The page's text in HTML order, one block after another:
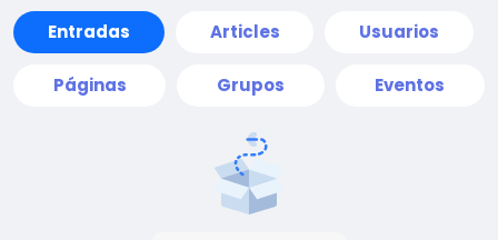
Entradas Articles Usuarios
Páginas Grupos Eventos